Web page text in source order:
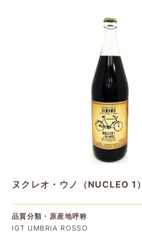
ヌクレオ・ウノ（NUCLEO 1）
品質分類・原産地呼称
IGT UMBRIA ROSSO